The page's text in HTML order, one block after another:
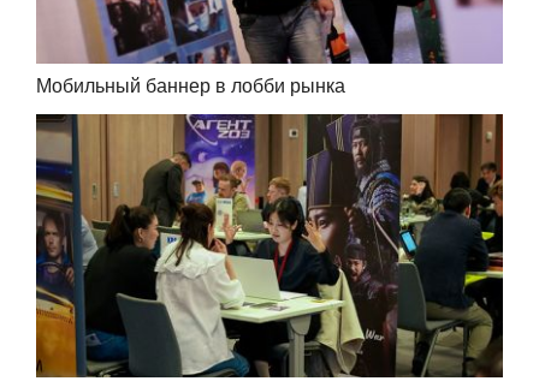
Мобильный баннер в лобби рынка